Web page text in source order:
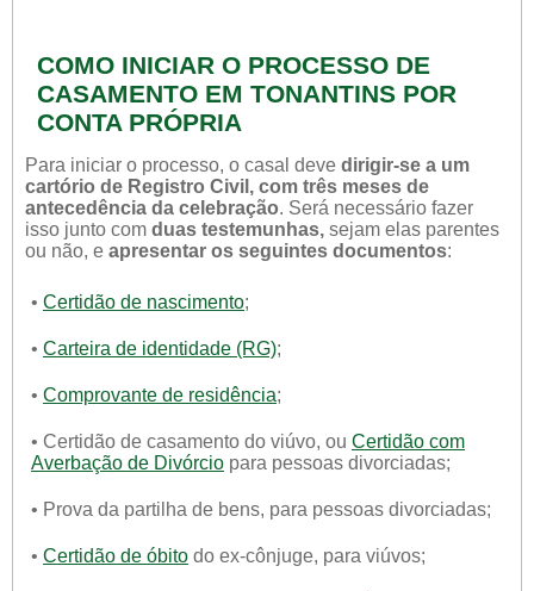
COMO INICIAR O PROCESSO DE
CASAMENTO EM TONANTINS POR
CONTA PRÓPRIA
Para iniciar o processo, o casal deve dirigir-se a um
cartório de Registro Civil, com três meses de
antecedência da celebração. Será necessário fazer
isso junto com duas testemunhas, sejam elas parentes
ou não, e apresentar os seguintes documentos:
• Certidão de nascimento;
• Carteira de identidade (RG);
• Comprovante de residência;
• Certidão de casamento do viúvo, ou Certidão com
Averbação de Divórcio para pessoas divorciadas;
• Prova da partilha de bens, para pessoas divorciadas;
• Certidão de óbito do ex-cônjuge, para viúvos;